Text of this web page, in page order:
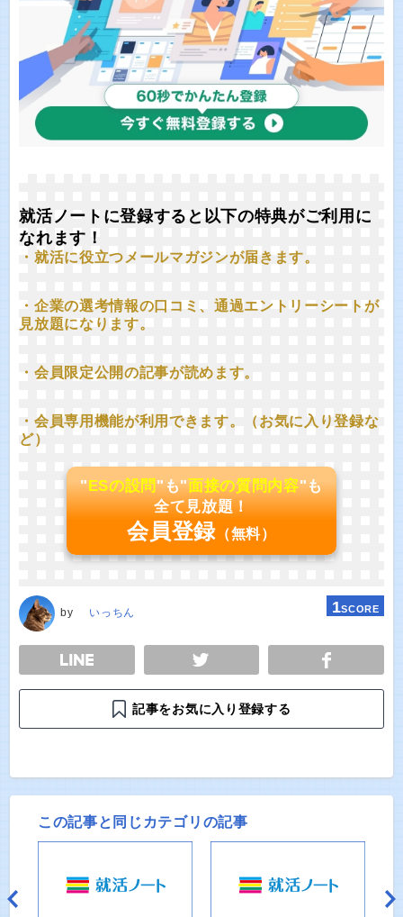
就活ノートに登録すると以下の特典がご利用に
なれます！
・就活に役立つメールマガジンが届きます。
・企業の選考情報の口コミ、通過エントリーシートが
見放題になります。
・会員限定公開の記事が読めます。
・会員専用機能が利用できます。（お気に入り登録な
ど）
"ESの設問"も"面接の質問内容"も
全て見放題！
会員登録 （無料）
by いっちん 1SCORE
TWEET
記事をお気に入り登録する
この記事と同じカテゴリの記事